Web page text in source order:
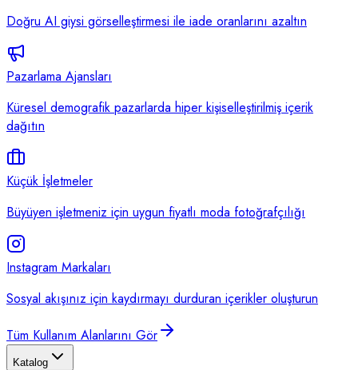
Doğru AI giysi görselleştirmesi ile iade oranlarını azaltın
Pazarlama Ajansları
Küresel demografik pazarlarda hiper kişiselleştirilmiş içerik
dağıtın
Küçük İşletmeler
Büyüyen işletmeniz için uygun fiyatlı moda fotoğrafçılığı
Instagram Markaları
Sosyal akışınız için kaydırmayı durduran içerikler oluşturun
Tüm Kullanım Alanlarını Gör
Katalog